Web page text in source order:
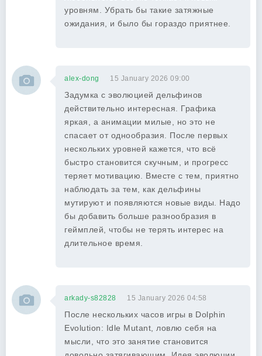
уровням. Убрать бы такие затяжные
ожидания, и было бы гораздо приятнее.
alex-dong 15 January 2026 09:00
Задумка с эволюцией дельфинов
действительно интересная. Графика
яркая, а анимации милые, но это не
спасает от однообразия. После первых
нескольких уровней кажется, что всё
быстро становится скучным, и прогресс
теряет мотивацию. Вместе с тем, приятно
наблюдать за тем, как дельфины
мутируют и появляются новые виды. Надо
бы добавить больше разнообразия в
геймплей, чтобы не терять интерес на
длительное время.
arkady-s82828 15 January 2026 04:58
После нескольких часов игры в Dolphin
Evolution: Idle Mutant, ловлю себя на
мысли, что это занятие становится